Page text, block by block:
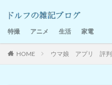
特撮 アニメ 生活 家電
HOME ウマ娘 アプリ 評判